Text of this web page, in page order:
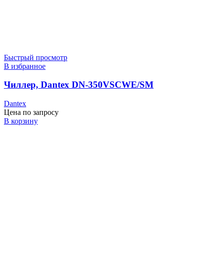
Быстрый просмотр
В избранное
Чиллер, Dantex DN-350VSCWE/SM
Dantex
Цена по запросу
В корзину